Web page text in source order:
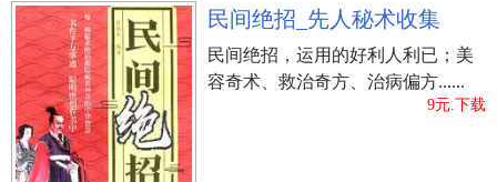
民间绝招_先人秘术收集
民间绝招，运用的好利人利已；美
容奇术、救治奇方、治病偏方......
9元.下载